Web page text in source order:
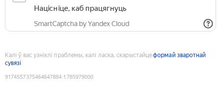
Націсніце, каб працягнуць
SmartCaptcha by Yandex Cloud
Калі ў вас узніклі праблемы, калі ласка, скарыстайцеформай зваротнай
сувязі
9174557375464647884:1785979000